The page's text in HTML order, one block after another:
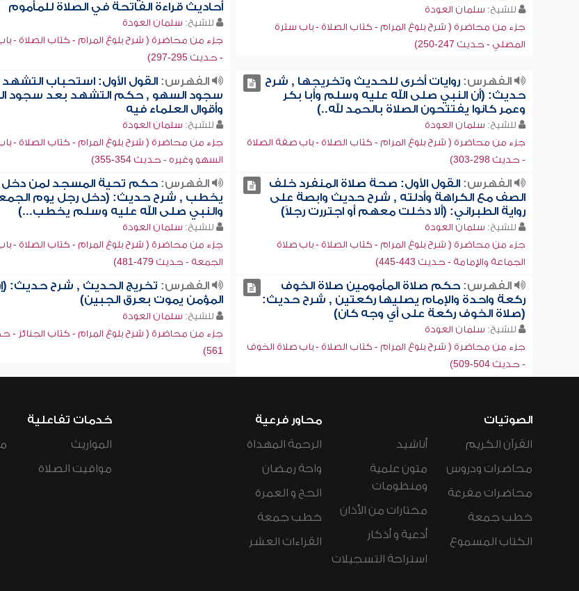
للشيخ: سلمان العودة
جزء من محاضرة ( شرح بلوغ المرام - كتاب الصلاة - باب سترة
المصلي - حديث 247-250)
أحاديث قراءة الفاتحة في الصلاة للمأموم
للشيخ: سلمان العودة
جزء من محاضرة ( شرح بلوغ المرام - كتاب الصلاة -
- حديث 295-297)
الفهرس:روايات أخرى للحديث وتخريجها , شرح
حديث: (أن النبي صلى الله عليه وسلم وأبا بكر
وعمر كانوا يفتتحون الصلاة بالحمد لله..)
للشيخ: سلمان العودة
جزء من محاضرة ( شرح بلوغ المرام - كتاب الصلاة - باب صفة الصلاة
- حديث 298-303)
الفهرس: القول الأول: استحباب
سجود السهو , حكم التشهد بعد سجود
وأقوال العلماء فيه
للشيخ: سلمان العودة
جزء من محاضرة ( شرح بلوغ المرام - كتاب الصلاة -
السهو وغيره - حديث 354-355)
الفهرس:القول الأول: صحة صلاة المنفرد خلف
الصف مع الكراهة وأدلته , شرح حديث وابصة على
رواية الطبراني: (ألا دخلت معهم أو اجتررت رجلاً)
للشيخ: سلمان العودة
جزء من محاضرة ( شرح بلوغ المرام - كتاب الصلاة - باب صلاة
الجماعة والإمامة - حديث 443-445)
الفهرس: حكم تحية المسجد لمن دخل
يخطب , شرح حديث: (دخل رجل يوم
والنبي صلى الله عليه وسلم يخطب...)
للشيخ: سلمان العودة
جزء من محاضرة ( شرح بلوغ المرام - كتاب الصلاة -
الجمعة - حديث 479-481)
الفهرس:حكم صلاة المأمومين صلاة الخوف
ركعة واحدة والإمام يصليها ركعتين , شرح حديث:
(صلاة الخوف ركعة على أي وجه كان)
للشيخ: سلمان العودة
جزء من محاضرة ( شرح بلوغ المرام - كتاب الصلاة - باب صلاة الخوف
- حديث 504-509)
الفهرس: تخريج الحديث , شرح حديث:
المؤمن يموت بعرق الجبين)
للشيخ: سلمان العودة
561)
الصوتيات
القرآن الكريم
محاضرات ودروس
محاضرات مفرغة
خطب جمعة
الكتاب المسموع
أناشيد
متون علمية
ومنظومات
مختارات من الأذان
أدعية و أذكار
استراحة التسجيلات
محاور فرعية
الرحمة المهداة
واحة رمضان
الحج و العمرة
خطب جمعة
القراءات العشر
خدمات تفاعلية
المواريث
مواقيت الصلاة